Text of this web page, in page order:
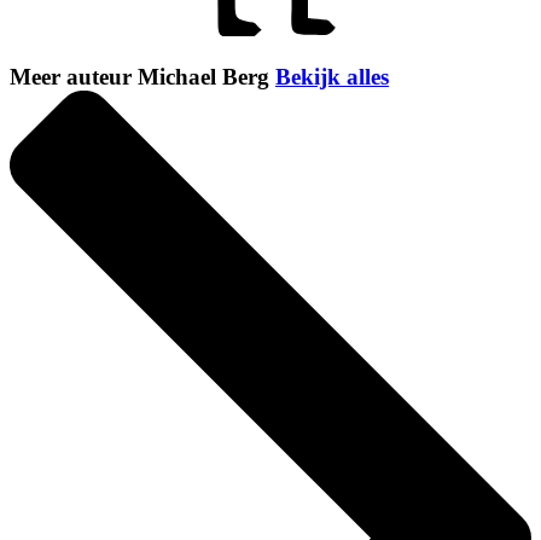
Meer auteur Michael Berg Bekijk alles